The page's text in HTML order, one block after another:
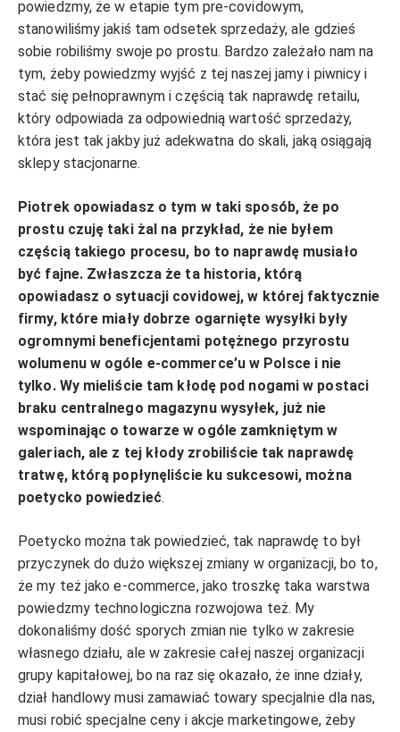
powiedzmy, że w etapie tym pre-covidowym,
stanowiliśmy jakiś tam odsetek sprzedaży, ale gdzieś
sobie robiliśmy swoje po prostu. Bardzo zależało nam na
tym, żeby powiedzmy wyjść z tej naszej jamy i piwnicy i
stać się pełnoprawnym i częścią tak naprawdę retailu,
który odpowiada za odpowiednią wartość sprzedaży,
która jest tak jakby już adekwatna do skali, jaką osiągają
sklepy stacjonarne.
Piotrek opowiadasz o tym w taki sposób, że po
prostu czuję taki żal na przykład, że nie byłem
częścią takiego procesu, bo to naprawdę musiało
być fajne. Zwłaszcza że ta historia, którą
opowiadasz o sytuacji covidowej, w której faktycznie
firmy, które miały dobrze ogarnięte wysyłki były
ogromnymi beneficjentami potężnego przyrostu
wolumenu w ogóle e-commerce’u w Polsce i nie
tylko. Wy mieliście tam kłodę pod nogami w postaci
braku centralnego magazynu wysyłek, już nie
wspominając o towarze w ogóle zamkniętym w
galeriach, ale z tej kłody zrobiliście tak naprawdę
tratwę, którą popłynęliście ku sukcesowi, można
poetycko powiedzieć.
Poetycko można tak powiedzieć, tak naprawdę to był
przyczynek do dużo większej zmiany w organizacji, bo to,
że my też jako e-commerce, jako troszkę taka warstwa
powiedzmy technologiczna rozwojowa też. My
dokonaliśmy dość sporych zmian nie tylko w zakresie
własnego działu, ale w zakresie całej naszej organizacji
grupy kapitałowej, bo na raz się okazało, że inne działy,
dział handlowy musi zamawiać towary specjalnie dla nas,
musi robić specjalne ceny i akcje marketingowe, żeby